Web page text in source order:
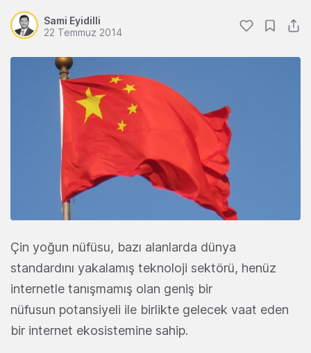
Sami Eyidilli
22 Temmuz 2014
Çin yoğun nüfüsu, bazı alanlarda dünya
standardını yakalamış teknoloji sektörü, henüz
internetle tanışmamış olan geniş bir
nüfusun potansiyeli ile birlikte gelecek vaat eden
bir internet ekosistemine sahip.